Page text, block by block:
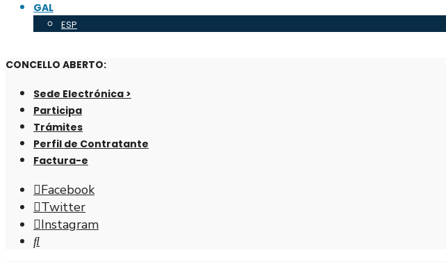
GAL
ESP
CONCELLO ABERTO:
Sede Electrónica >
Participa
Trámites
Perfil de Contratante
Factura-e
Facebook
Twitter
Instagram
Abrir